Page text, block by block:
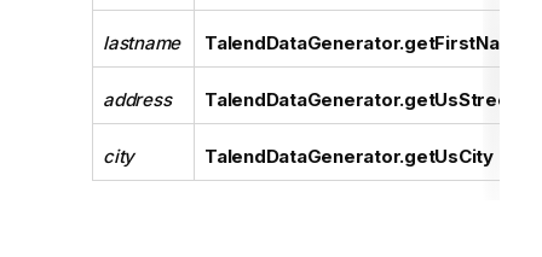
lastname TalendDataGenerator.getFirstName
address TalendDataGenerator.getUsStreet
city TalendDataGenerator.getUsCity